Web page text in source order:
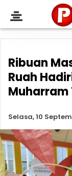
Ribuan
Ruah
Muharram
Selasa, 10